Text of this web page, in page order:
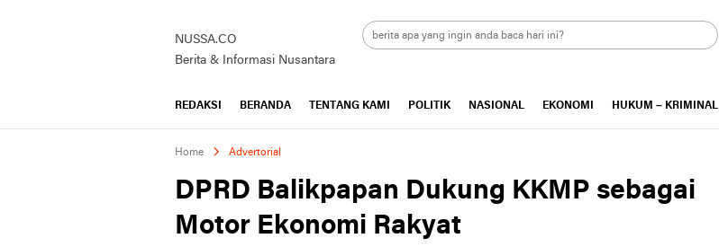
NUSSA.CO
Berita & Informasi Nusantara
REDAKSI BERANDA TENTANG KAMI POLITIK NASIONAL EKONOMI HUKUM – KRIMINAL
Home Advertorial
DPRD Balikpapan Dukung KKMP sebagai
Motor Ekonomi Rakyat